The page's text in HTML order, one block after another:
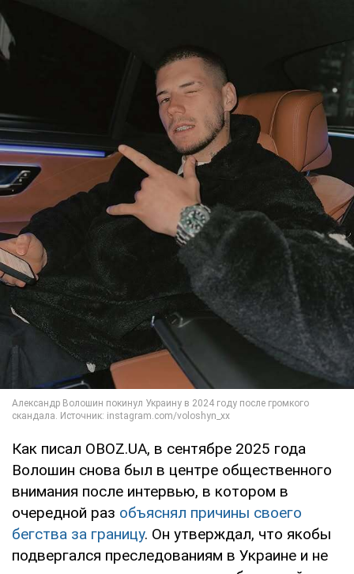
Как писал OBOZ.UA, в сентябре 2025 года
Волошин снова был в центре общественного
внимания после интервью, в котором в
очередной раз объяснял причины своего
бегства за границу. Он утверждал, что якобы
подвергался преследованиям в Украине и не